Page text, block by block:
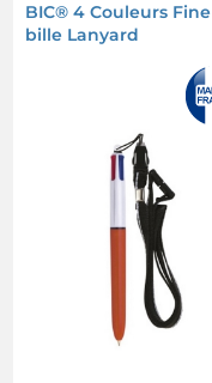
BIC® 4 Couleurs Fine
bille Lanyard